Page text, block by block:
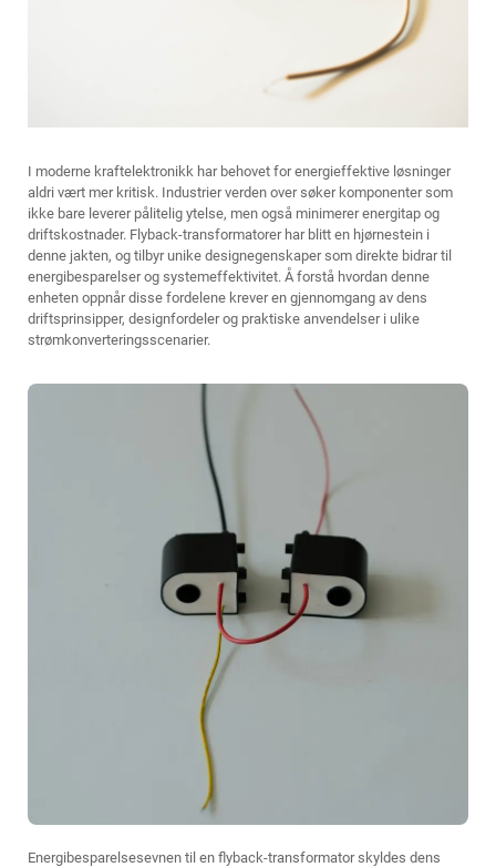
I moderne kraftelektronikk har behovet for energieffektive løsninger
aldri vært mer kritisk. Industrier verden over søker komponenter som
ikke bare leverer pålitelig ytelse, men også minimerer energitap og
driftskostnader. Flyback-transformatorer har blitt en hjørnestein i
denne jakten, og tilbyr unike designegenskaper som direkte bidrar til
energibesparelser og systemeffektivitet. Å forstå hvordan denne
enheten oppnår disse fordelene krever en gjennomgang av dens
driftsprinsipper, designfordeler og praktiske anvendelser i ulike
strømkonverteringsscenarier.
Energibesparelsesevnen til en flyback-transformator skyldes dens